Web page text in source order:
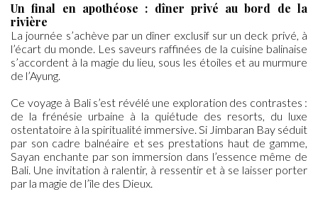
Un final en apothéose : dîner privé au bord de la
rivière
La journée s’achève par un dîner exclusif sur un deck privé, à
l’écart du monde. Les saveurs raffinées de la cuisine balinaise
s’accordent à la magie du lieu, sous les étoiles et au murmure
de l’Ayung.
Ce voyage à Bali s’est révélé une exploration des contrastes :
de la frénésie urbaine à la quiétude des resorts, du luxe
ostentatoire à la spiritualité immersive. Si Jimbaran Bay séduit
par son cadre balnéaire et ses prestations haut de gamme,
Sayan enchante par son immersion dans l’essence même de
Bali. Une invitation à ralentir, à ressentir et à se laisser porter
par la magie de l’île des Dieux.